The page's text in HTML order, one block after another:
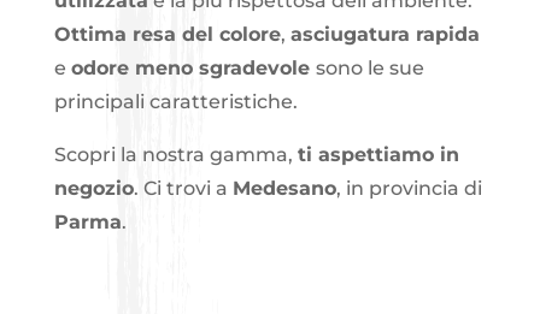
Ottima resa del colore, asciugatura rapida
e odore meno sgradevole sono le sue
principali caratteristiche.
Scopri la nostra gamma, ti aspettiamo in
negozio. Ci trovi a Medesano, in provincia di
Parma.